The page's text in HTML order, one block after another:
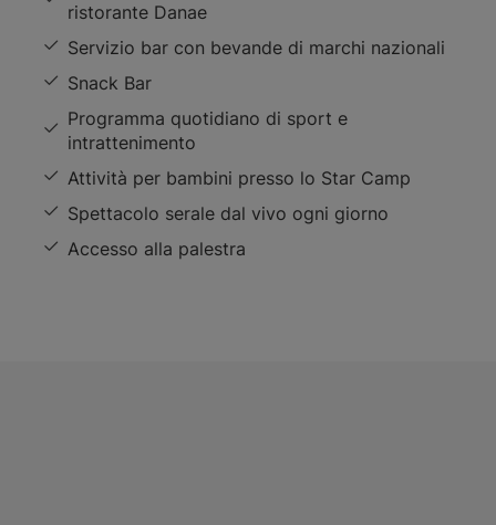
ristorante Danae
Servizio bar con bevande di marchi nazionali
Snack Bar
Programma quotidiano di sport e
intrattenimento
Attività per bambini presso lo Star Camp
Spettacolo serale dal vivo ogni giorno
Accesso alla palestra